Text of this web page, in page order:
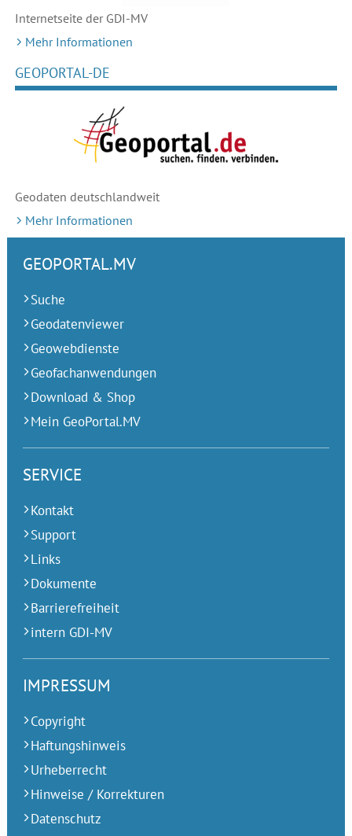
Internetseite der GDI-MV
Mehr Informationen
GEOPORTAL-DE
Geodaten deutschlandweit
Mehr Informationen
GEOPORTAL.MV
Suche
Geodatenviewer
Geowebdienste
Geofachanwendungen
Download & Shop
Mein GeoPortal.MV
SERVICE
Kontakt
Support
Links
Dokumente
Barrierefreiheit
intern GDI-MV
IMPRESSUM
Copyright
Haftungshinweis
Urheberrecht
Hinweise / Korrekturen
Datenschutz